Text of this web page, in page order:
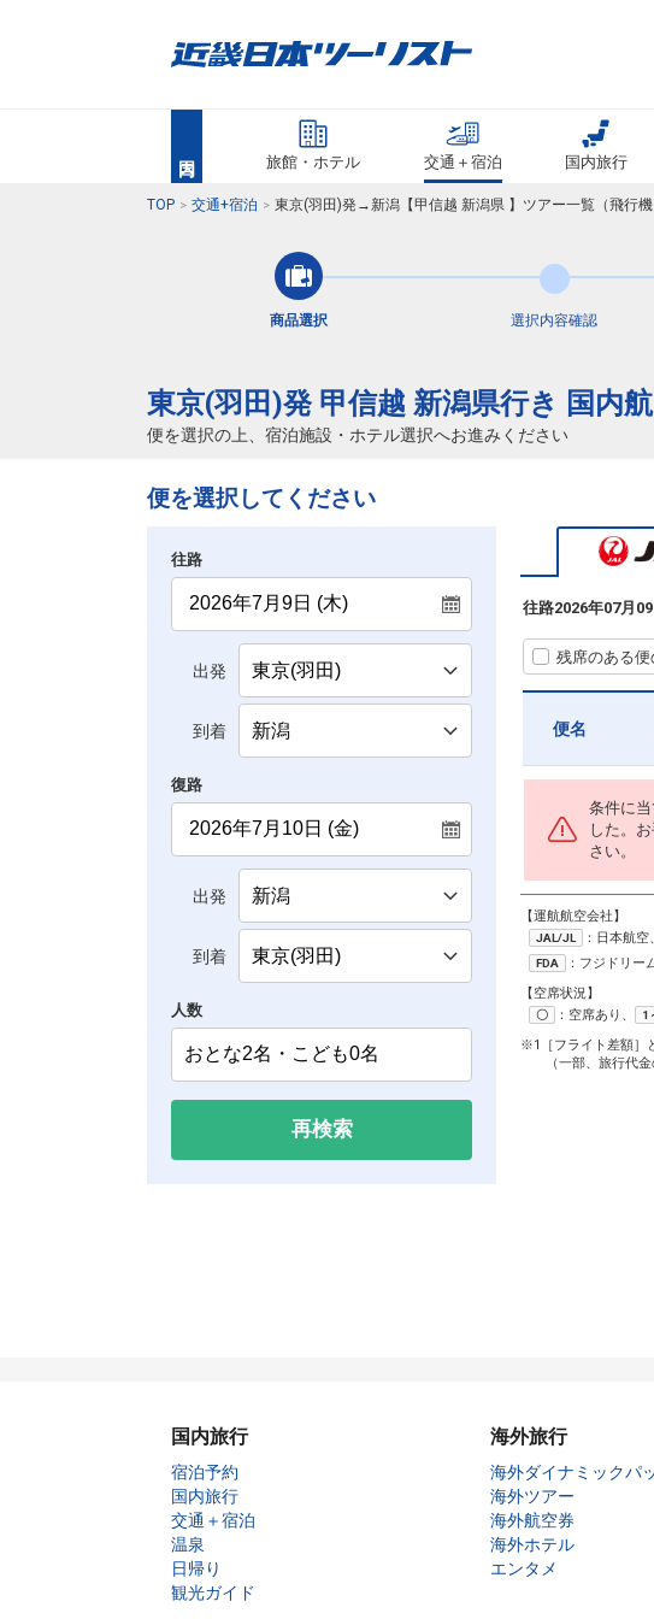
旅館・ホテル 交通＋宿泊 国内旅行
TOP 交通+宿泊 東京(羽田)発→新潟【甲信越 新潟県 】ツアー一覧（飛行機
商品選択 選択内容確認
東京(羽田)発 甲信越 新潟県行き 国内
便を選択の上、宿泊施設・ホテル選択へお進みください
便を選択してください
往路
出発
到着
復路
出発
到着
人数
再検索
往路2026年07月09
残席のある便
便名
条件に
した。
さい。
【運航航空会社】
JAL/JL ：日本航空、
FDA ：フジドリー
【空席状況】
〇 ：空席あり、 1
※1［フライト差額］
（一部、旅行代
国内旅行
宿泊予約
国内旅行
交通＋宿泊
温泉
日帰り
観光ガイド
海外旅行
海外ダイナミックパ
海外ツアー
海外航空券
海外ホテル
エンタメ